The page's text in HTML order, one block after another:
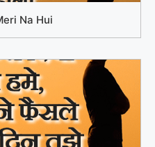
Na Hui